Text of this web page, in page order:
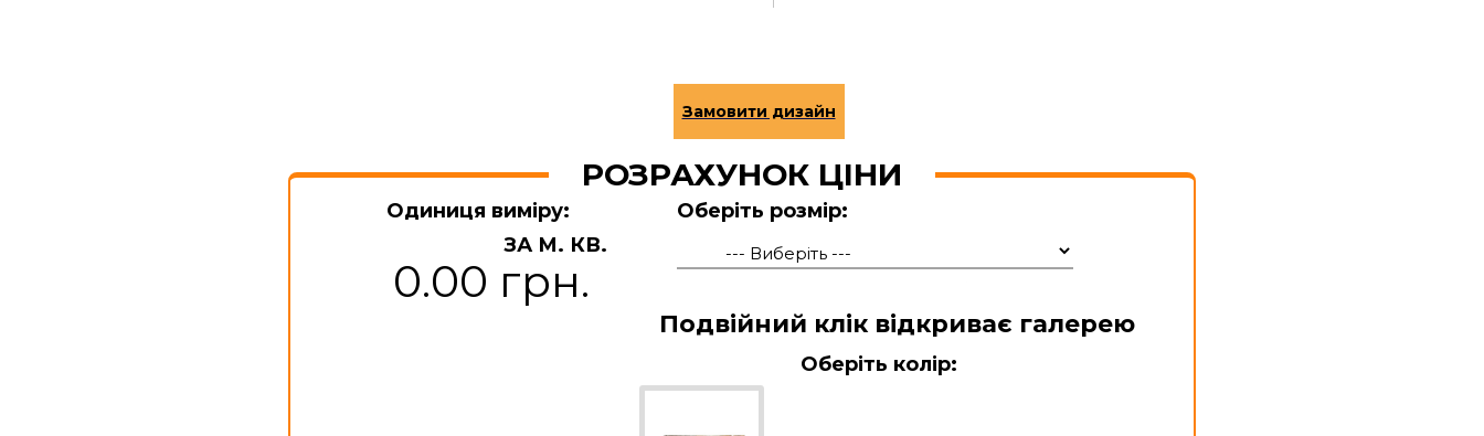
РОЗРАХУНОК ЦІНИ
Одиниця виміру:
ЗА М. КВ.
0.00 грн.
Оберіть розмір:
Подвійний клік відкриває галерею
Оберіть колір: